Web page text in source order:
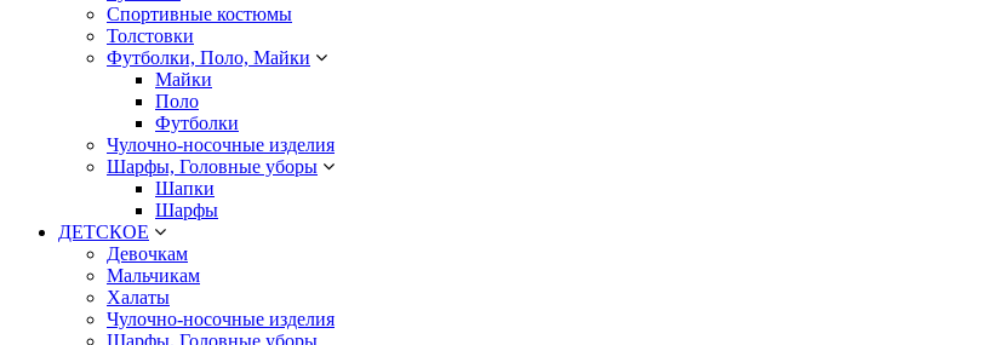
Спортивные костюмы
Толстовки
Футболки, Поло, Майки
Майки
Поло
Футболки
Чулочно-носочные изделия
Шарфы, Головные уборы
Шапки
Шарфы
ДЕТСКОЕ
Девочкам
Мальчикам
Халаты
Чулочно-носочные изделия
Шарфы, Головные уборы